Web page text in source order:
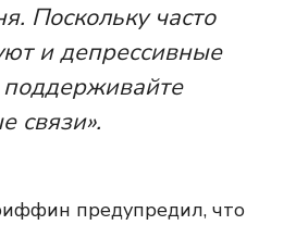
Поскольку часто
и депрессивные
связи».
предупредил, что